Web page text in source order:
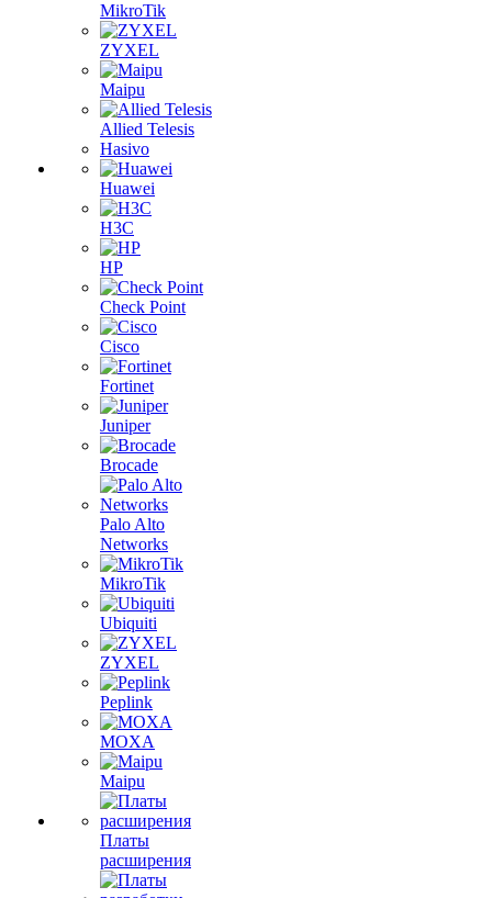
MikroTik
ZYXEL
Maipu
Allied Telesis
Hasivo
Huawei
H3C
HP
Check Point
Cisco
Fortinet
Juniper
Brocade
Palo Alto
Networks
MikroTik
Ubiquiti
ZYXEL
Peplink
MOXA
Maipu
Платы
расширения